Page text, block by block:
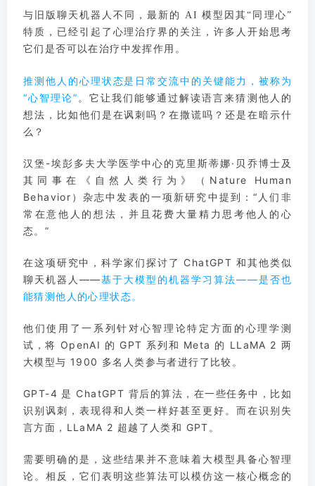
与旧版聊天机器人不同，最新的 AI 模型因其“同理心”
特质，已经引起了心理治疗界的关注，许多人开始思考
它们是否可以在治疗中发挥作用。
推测他人的心理状态是日常交流中的关键能力，被称为
“心智理论” 。它让我们能够通过解读语言来猜测他人的
想法，比如他们是在讽刺吗？在撒谎吗？还是在暗示什
么？
汉堡-埃彭多夫大学医学中心的克里斯蒂娜·贝乔博士及
其同事在《自然人类行为》（Nature Human
Behavior）杂志中发表的一项新研究中提到：“人们非
常在意他人的想法，并且花费大量精力思考他人的心
态。”
在这项研究中，科学家们探讨了 ChatGPT 和其他类似
聊天机器人——基于大模型的机器学习算法——是否也
能猜测他人的心理状态。
他们使用了一系列针对心智理论特定方面的心理学测
试，将 OpenAI 的 GPT 系列和 Meta 的 LLaMA 2 两
大模型与 1900 多名人类参与者进行了比较。
GPT-4 是 ChatGPT 背后的算法，在一些任务中，比如
识别讽刺，表现得和人类一样好甚至更好。而在识别失
言方面，LLaMA 2 超越了人类和 GPT。
需要明确的是，这些结果并不意味着大模型具备心智理
论。 相反，它们表明这些算法可以模仿这一核心概念的